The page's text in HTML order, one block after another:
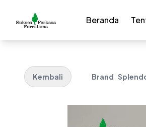
Beranda
Kembali Brand